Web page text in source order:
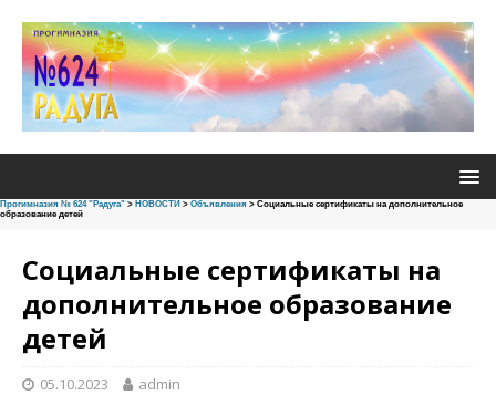
Прогимназия № 624 "Радуга" > НОВОСТИ > Объявления > Социальные сертификаты на дополнительное
образование детей
Социальные сертификаты на
дополнительное образование
детей
05.10.2023 admin